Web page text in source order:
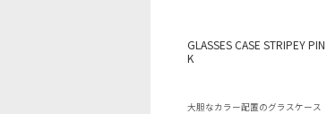
GLASSES CASE STRIPEY PIN
K
大胆なカラー配置のグラスケース